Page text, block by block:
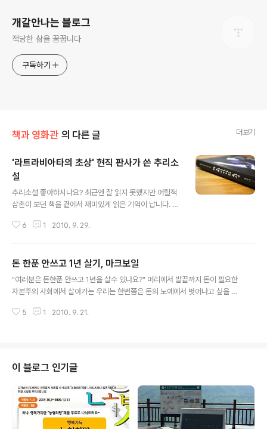
개갈안나는 블로그
적당한 삶을 꿈꿉니다
구독하기
책과 영화관 의 다른 글 더보기
'라트라비아타의 초상' 현직 판사가 쓴 추리소
설
추리소설 좋아하시나요? 최근엔 잘 읽지 못했지만 어릴적
삼촌이 보던 책을 곁에서 재미있게 읽은 기억이 납니다. 작
년 무렵에 읽은 기억이 나는데 그가 쓴 소설을 읽으면서 인
리소설을 잘 읽지 못했네요. 그러다가 제 곁으로 온 추리소
설 이 있습니다. 작가가 대단한 분이더군요. 현직 판사 도진
기씨입니다. 글솜씨도 글솜씨이지만 직업상 다양한 범죄와
받지 않았나 생각이 듭니다. 나름 고급정보(?)를 접할 수 있
6 1 2010. 9. 29.
돈 한푼 안쓰고 1년 살기, 마크보일
"여러분은 돈한푼 안쓰고 1년을 살수 있나요?" 머리에서 발끝까지 돈이 필요한
자본주의 사회에서 살아가는 우리는 한번쯤은 돈의 노예에서 벗어나고 싶을 것
상에서 살아보고 싶겠죠. 그래도 아마존의 원시부족도 아니고 도시에서 사는 인
한의 돈이 필요합니다. 인간답게 살려면 턱없이 부족하긴 하지만 최저생활비가
괜히 있는 것이 아닐 것입니다. 그런데 이런 상상을 행동에 옮긴 사람이 있습니
다. 아일랜드인인 마크 보일은..
5 1 2010. 9. 21.
이 블로그 인기글